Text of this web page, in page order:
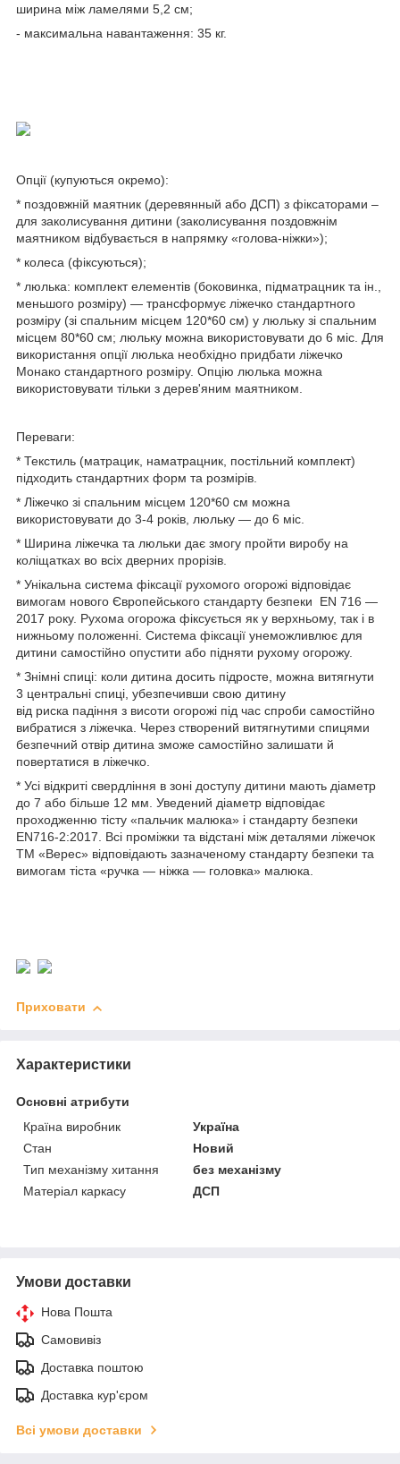
ширина між ламелями 5,2 см;
- максимальна навантаження: 35 кг.
Опції (купуються окремо):
* поздовжній маятник (деревянный або ДСП) з фіксаторами –
для заколисування дитини (заколисування поздовжнім
маятником відбувається в напрямку «голова-ніжки»);
* колеса (фіксуються);
* люлька: комплект елементів (боковинка, підматрацник та ін.,
меньшого розміру) — трансформує ліжечко стандартного
розміру (зі спальним місцем 120*60 см) у люльку зі спальним
місцем 80*60 см; люльку можна використовувати до 6 міс. Для
використання опції люлька необхідно придбати ліжечко
Монако стандартного розміру. Опцію люлька можна
використовувати тільки з дерев'яним маятником.
Переваги:
* Текстиль (матрацик, наматрацник, постільний комплект)
підходить стандартних форм та розмірів.
* Ліжечко зі спальним місцем 120*60 см можна
використовувати до 3-4 років, люльку — до 6 міс.
* Ширина ліжечка та люльки дає змогу пройти виробу на
коліщатках во всіх дверних прорізів.
* Унікальна система фіксації рухомого огорожі відповідає
вимогам нового Європейського стандарту безпеки EN 716 —
2017 року. Рухома огорожа фіксується як у верхньому, так і в
нижньому положенні. Система фіксації унеможливлює для
дитини самостійно опустити або підняти рухому огорожу.
* Знімні спиці: коли дитина досить підросте, можна витягнути
3 центральні спиці, убезпечивши свою дитину
від риска падіння з висоти огорожі під час спроби самостійно
вибратися з ліжечка. Через створений витягнутими спицями
безпечний отвір дитина зможе самостійно залишати й
повертатися в ліжечко.
* Усі відкриті свердління в зоні доступу дитини мають діаметр
до 7 або більше 12 мм. Уведений діаметр відповідає
проходженню тісту «пальчик малюка» і стандарту безпеки
EN716-2:2017. Всі проміжки та відстані між деталями ліжечок
ТМ «Верес» відповідають зазначеному стандарту безпеки та
вимогам тіста «ручка — ніжка — головка» малюка.
Приховати
Характеристики
Основні атрибути
Країна виробник
Україна
Стан
Новий
Тип механізму хитання
без механізму
Матеріал каркасу
ДСП
Умови доставки
Нова Пошта
Самовивіз
Доставка поштою
Доставка кур'єром
Всі умови доставки